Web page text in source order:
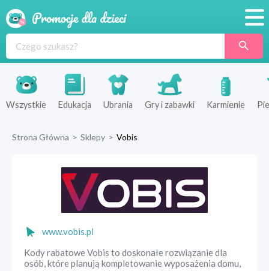
Produkty
Sklepy
Wszystkie Edukacja Ubrania Gry i zabawki Karmienie
Strona Główna > Sklepy > Vobis
www.vobis.pl
Kody rabatowe Vobis to doskonałe rozwiązanie dla
osób, które planują kompletowanie wyposażenia domu,